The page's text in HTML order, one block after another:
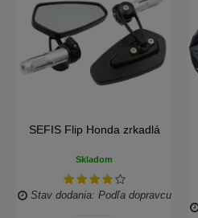
SEFIS Flip Honda zrkadlá
Skladom
Stav dodania: Podľa dopravcu